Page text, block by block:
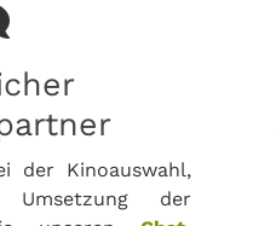
der Kinoauswahl,
Umsetzung der